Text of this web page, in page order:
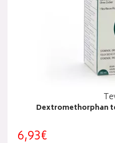
Dextromethorphan
6,93€